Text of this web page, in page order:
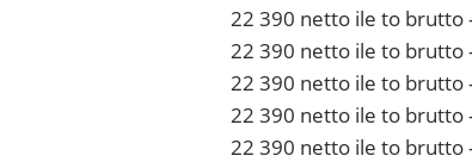
22 390 netto ile to brutto
22 390 netto ile to brutto
22 390 netto ile to brutto
22 390 netto ile to brutto
22 390 netto ile to brutto